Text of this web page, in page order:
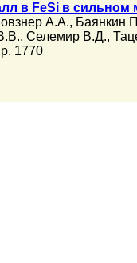
в FeSi в сильном
А.А., Баянкин
, Селемир В.Д.,
1770